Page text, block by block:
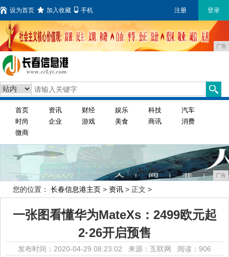
设为首页 加入收藏 手机 注册 登录
广告
首页 资讯 财经 娱乐 科技
汽车
时尚
企业 游戏 美食 商讯
消费
微商
广告
您的位置： 长春信息港主页 > 资讯 > 正文 >
一张图看懂华为MateXs：2499欧元起
2·26开启预售
发布时间：2020-04-29 08:23:02 来源：互联网 阅读：906